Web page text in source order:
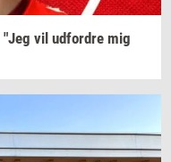
"Jeg vil ud­for­dre mig